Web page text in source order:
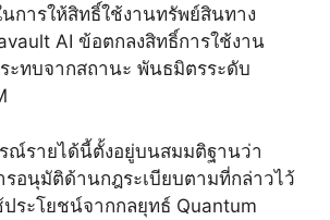
นการให้สิทธิ์ใช้งานทรัพย์สินทาง
AI ข้อตกลงสิทธิ์การใช้งาน
ะทบจากสถานะ พันธมิตรระดับ
ณ์รายได้นี้ตั้งอยู่บนสมมติฐานว่า
รอนุมัติด้านกฎระเบียบตามที่กล่าวไว้
ระโยชน์จากกลยุทธ์ Quantum